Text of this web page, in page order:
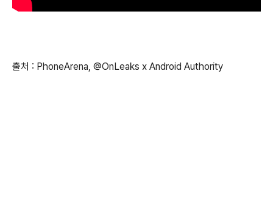
출처 : PhoneArena, @OnLeaks x Android Authority